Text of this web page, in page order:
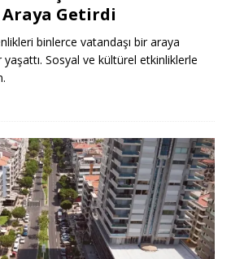
Getirdi
binlerce vatandaşı bir araya
Sosyal ve kültürel etkinliklerle